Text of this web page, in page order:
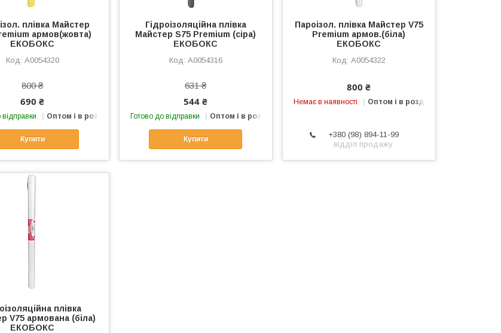
плівка Майстер
армов(жовта)
ЕКОБОКС
А0054320
800 ₴
690 ₴
Оптом і в роздріб
Купити
Гідроізоляційна плівка
Майстер S75 Premium (сіра)
ЕКОБОКС
А0054316
631 ₴
544 ₴
Готово до відправки Оптом і в роздріб
Купити
Пароізол. плівка Майстер V75
Premium армов.(біла)
ЕКОБОКС
А0054322
800 ₴
Немає в наявності Оптом і в роздріб
+380 (98) 894-11-99
відділ продажу
плівка
V75 армована (біла)
ЕКОБОКС